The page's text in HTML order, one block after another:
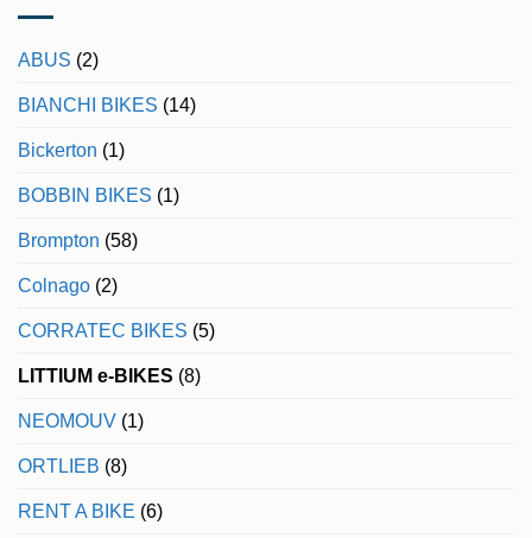
distribuidor
Wilier
Granada
ABUS (2)
BIANCHI BIKES (14)
Bickerton (1)
BOBBIN BIKES (1)
Brompton (58)
Colnago (2)
CORRATEC BIKES (5)
LITTIUM e-BIKES (8)
NEOMOUV (1)
ORTLIEB (8)
RENT A BIKE (6)